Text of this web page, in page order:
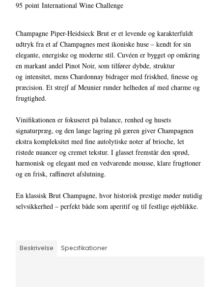
95 point International Wine Challenge
Champagne Piper-Heidsieck Brut er et levende og karakterfuldt
udtryk fra et af Champagnes mest ikoniske huse – kendt for sin
elegante, energiske og moderne stil. Cuvéen er bygget op omkring
en markant andel Pinot Noir, som tilfører dybde, struktur
og intensitet, mens Chardonnay bidrager med friskhed, finesse og
præcision. Et strejf af Meunier runder helheden af med charme og
frugtighed.
Vinifikationen er fokuseret på balance, renhed og husets
signaturpræg, og den lange lagring på gæren giver Champagnen
ekstra kompleksitet med fine autolytiske noter af brioche, let
ristede nuancer og cremet tekstur. I glasset fremstår den sprød,
harmonisk og elegant med en vedvarende mousse, klare frugttoner
og en frisk, raffineret afslutning.
En klassisk Brut Champagne, hvor historisk prestige møder nutidig
selvsikkerhed – perfekt både som aperitif og til festlige øjeblikke.
Beskrivelse Specifikationer